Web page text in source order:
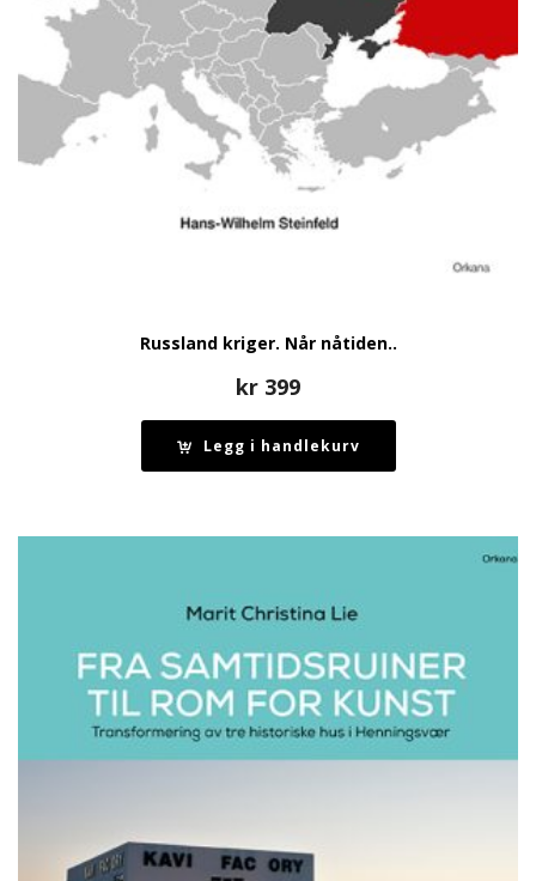
Russland kriger. Når nåtiden..
kr 399
Legg i handlekurv